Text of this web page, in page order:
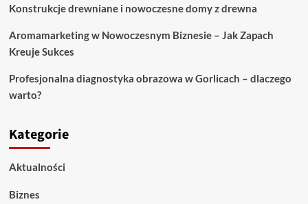
Konstrukcje drewniane i nowoczesne domy z drewna
Aromamarketing w Nowoczesnym Biznesie – Jak Zapach
Kreuje Sukces
Profesjonalna diagnostyka obrazowa w Gorlicach – dlaczego
warto?
Kategorie
Aktualności
Biznes